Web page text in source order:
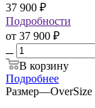
37 900 ₽
Подробности
от 37 900 ₽
В корзину
Подробнее
Размер—OverSize